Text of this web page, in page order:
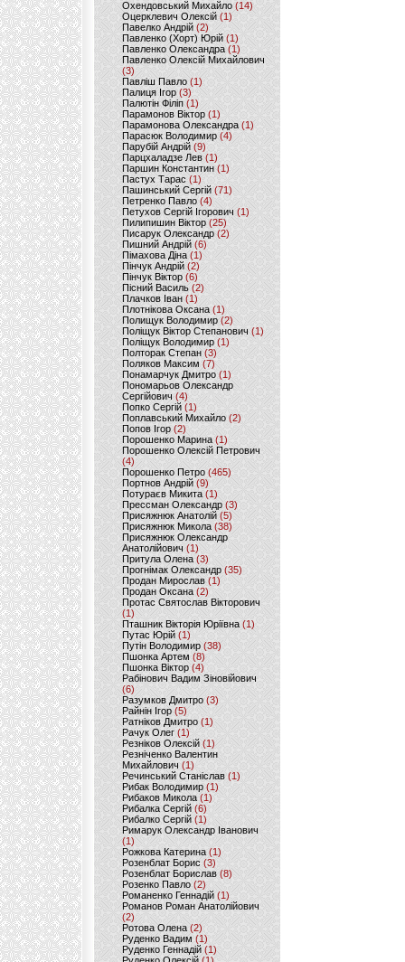
Охендовський Михайло (14)
Оцерклевич Олексій (1)
Павелко Андрій (2)
Павленко (Хорт) Юрій (1)
Павленко Олександра (1)
Павленко Олексій Михайлович
(3)
Павліш Павло(1)
Палиця Ігор (3)
Палютін Філіп(1)
Парамонов Віктор (1)
Парамонова Олександра(1)
Парасюк Володимир(4)
Парубій Андрій (9)
Парцхаладзе Лев (1)
Паршин Константин(1)
Пастух Тарас (1)
Пашинський Сергій (71)
Петренко Павло (4)
Петухов Сергій Ігорович (1)
Пилипишин Віктор(25)
Писарук Олександр(2)
Пишний Андрій (6)
Пімахова Діна(1)
Пінчук Андрій(2)
Пінчук Віктор (6)
Пісний Василь (2)
Плачков Іван(1)
Плотнікова Оксана (1)
Полищук Володимир(2)
Поліщук Віктор Степанович(1)
Поліщук Володимир (1)
Полторак Степан(3)
Поляков Максим (7)
Понамарчук Дмитро (1)
Пономарьов Олександр
Сергійович(4)
Попко Сергій (1)
Поплавський Михайло (2)
Попов Ігор(2)
Порошенко Марина (1)
Порошенко Олексій Петрович
(4)
Порошенко Петро (465)
Портнов Андрій (9)
Потураєв Микита(1)
Прессман Олександр(3)
Присяжнюк Анатолій (5)
Присяжнюк Микола (38)
Присяжнюк Олександр
Анатолійович (1)
Притула Олена (3)
Прогнімак Олександр(35)
Продан Мирослав(1)
Продан Оксана (2)
Протас Святослав Вікторович
(1)
Пташник Вікторія Юріївна (1)
Путас Юрій (1)
Путін Володимир(38)
Пшонка Артем (8)
Пшонка Віктор(4)
Рабінович Вадим Зіновійович
(6)
Разумков Дмитро (3)
Райнін Ігор(5)
Ратніков Дмитро (1)
Рачук Олег (1)
Резніков Олексій(1)
Резніченко Валентин
Михайлович (1)
Речинський Станіслав (1)
Рибак Володимир(1)
Рибаков Микола(1)
Рибалка Сергій (6)
Рибалко Сергій (1)
Римарук Олександр Іванович
(1)
Рожкова Катерина(1)
Розенблат Борис (3)
Розенблат Борислав (8)
Розенко Павло (2)
Романенко Геннадій (1)
Романов Роман Анатолійович
(2)
Ротова Олена(2)
Руденко Вадим (1)
Руденко Геннадій (1)